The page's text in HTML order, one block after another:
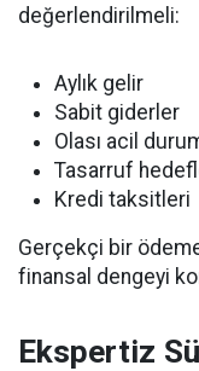
değerlendirilmeli:
Aylık gelir
Sabit giderler
Olası acil
Tasarruf
Kredi taksitleri
Gerçekçi bir
finansal dengeyi
Ekspertiz